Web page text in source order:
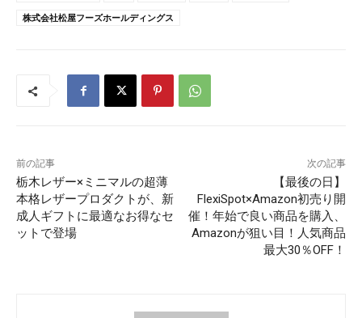
株式会社松屋フーズホールディングス
前の記事
栃木レザー×ミニマルの超薄
本格レザープロダクトが、新
成人ギフトに最適なお得なセ
ットで登場
次の記事
【最後の日】
FlexiSpot×Amazon初売り開
催！年始で良い商品を購入、
Amazonが狙い目！人気商品
最大30％OFF！